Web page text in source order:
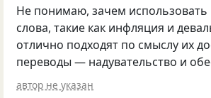
Не понимаю, зачем
слова, такие как инфляция и
отлично подходят по смыслу их
переводы — надувательство и
автор не указан